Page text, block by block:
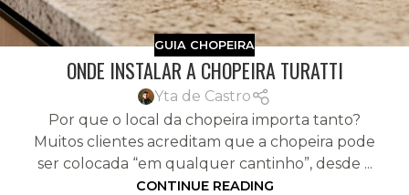
GUIA CHOPEIRA
ONDE INSTALAR A CHOPEIRA TURATTI
Yta de Castro
Por que o local da chopeira importa tanto?
Muitos clientes acreditam que a chopeira pode
ser colocada “em qualquer cantinho”, desde ...
CONTINUE READING